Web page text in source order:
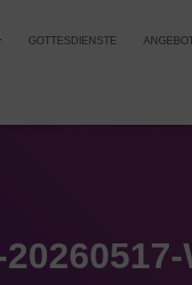
GOTTESDIENSTE